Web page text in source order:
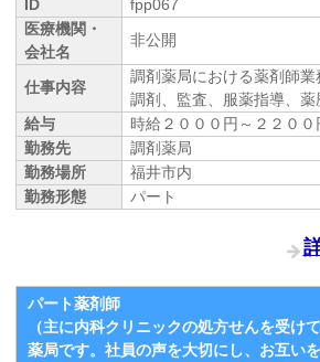
ID
fpp067
医療機関・
会社名
非公開
仕事内容
調剤薬局における薬剤師業
調剤、監査、服薬指導、薬
給与
時給２０００円～２２００
勤務先
調剤薬局
勤務場所
福井市内
勤務形態
パート
パート薬剤師
（主に内科クリニックの処方せんを受け
薬局です。社員の声を大切にし、お互い